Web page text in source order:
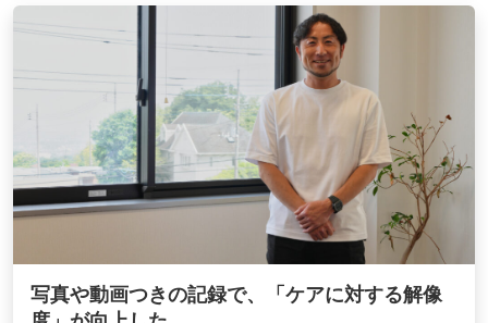
写真や動画つきの記録で、「ケアに対する解像